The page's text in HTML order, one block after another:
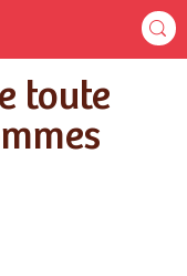
toute